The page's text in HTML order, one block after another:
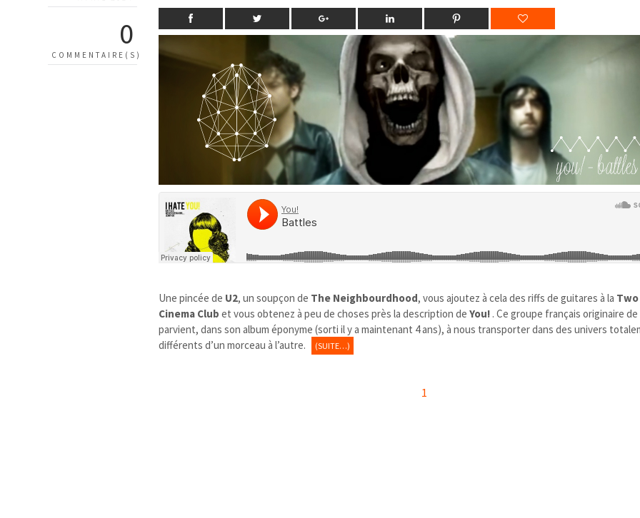
0
COMMENTAIRE(S)
Une pincée de U2, un soupçon de The Neighbourdhood, vous ajoutez à cela des riffs de guitares à la
Cinema Club et vous obtenez à peu de choses près la description deYou! . Ce groupe français originaire de
parvient, dans son album éponyme (sorti il y a maintenant 4 ans), à nous transporter dans des univers
différents d’un morceau à l’autre.
(SUITE…)
1